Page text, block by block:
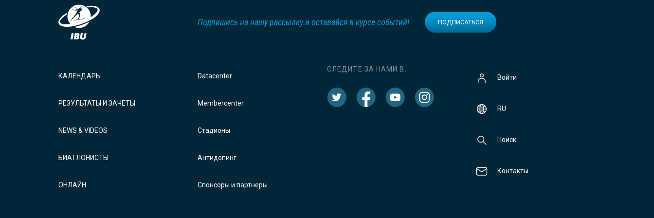
Подпишись на нашу рассылку и оставайся в курсе событий! ПОДПИСАТЬСЯ
КАЛЕНДАРЬ
РЕЗУЛЬТАТЫ И ЗАЧЕТЫ
NEWS & VIDEOS
БИАТЛОНИСТЫ
ОНЛАЙН
Datacenter
Membercenter
Стадионы
Антидопинг
Спонсоры и партнеры
СЛЕДИТЕ ЗА НАМИ В:
Войти
RU
Поиск
Контакты